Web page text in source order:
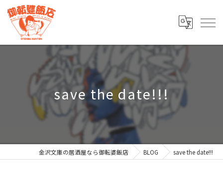
save the date!!!
金沢文庫の居酒屋なら御転婆飯店 BLOG save the date!!!